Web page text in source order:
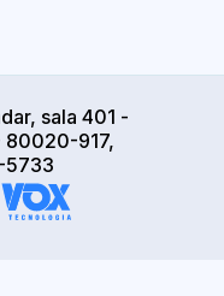
sala 401 -
80020-917,
5733